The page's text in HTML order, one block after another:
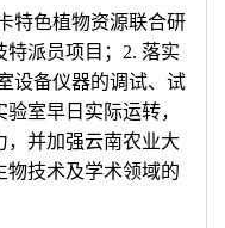
特色植物资源联合研
派员项目； 2. 落实
设备仪器的调试、试
室早日实际运转，
，并加强云南农业大
物技术及学术领域的